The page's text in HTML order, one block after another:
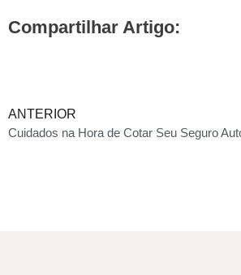
Compartilhar Artigo:
ANTERIOR
Cuidados na Hora de Cotar Seu Seguro